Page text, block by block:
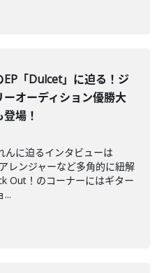
「Dulcet」に迫る！ジ
ーオーディション優勝大
場！
んに迫るインタビューは
レンジャーなど多角的に紐解
Out！のコーナーにはギター
...